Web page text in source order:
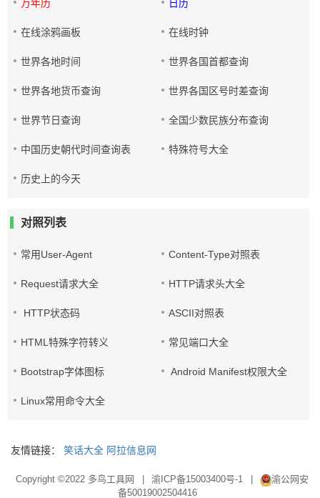
万年历 日历
在线涂鸦画板 在线时钟
世界各地时间 世界各国首都查询
世界各地货币查询 世界各国区号时差查询
世界节日查询 全国少数民族分布查询
中国历史朝代时间查询表 特殊符号大全
历史上的今天
对照列表
常用User-Agent Content-Type对照表
Request请求大全 HTTP请求头大全
HTTP状态码 ASCII对照表
HTML特殊字符转义 常见端口大全
Bootstrap字体图标 Android Manifest权限大全
Linux常用命令大全
友情链接： 笑话大全 阿拉信息网
Copyright ©2022 多鸟工具网 渝ICP备15003400号-1
渝公网安
备50019002504416